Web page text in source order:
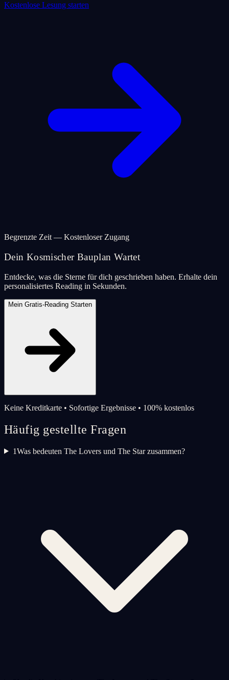
Kostenlose Lesung starten
Begrenzte Zeit — Kostenloser Zugang
Dein Kosmischer Bauplan Wartet
Entdecke, was die Sterne für dich geschrieben haben. Erhalte dein
personalisiertes Reading in Sekunden.
Mein Gratis-Reading Starten
Keine Kreditkarte • Sofortige Ergebnisse • 100% kostenlos
Häufig gestellte Fragen
1Was bedeuten The Lovers und The Star zusammen?